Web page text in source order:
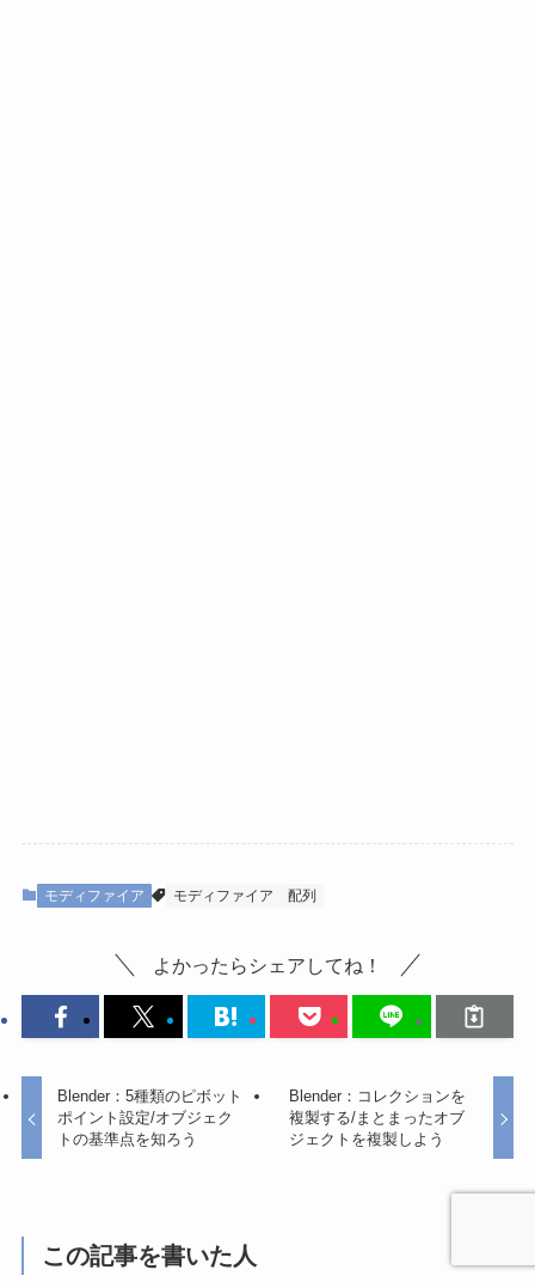
モディファイア モディファイア 配列
よかったらシェアしてね！
Blender：5種類のピボット
ポイント設定/オブジェク
トの基準点を知ろう
Blender：コレクションを
複製する/まとまったオブ
ジェクトを複製しよう
この記事を書いた人